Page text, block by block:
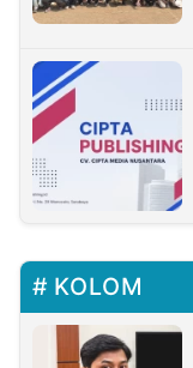
KOLOM